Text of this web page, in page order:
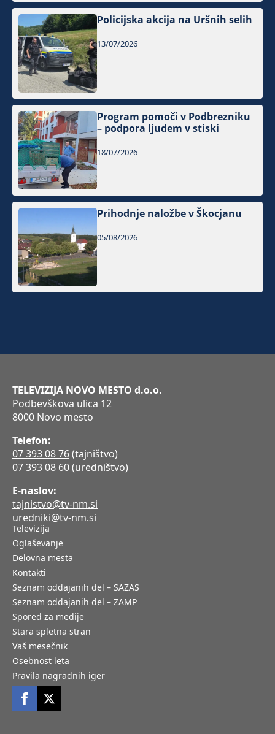
Policijska akcija na Uršnih selih
13/07/2026
Program pomoči v Podbrezniku
– podpora ljudem v stiski
18/07/2026
Prihodnje naložbe v Škocjanu
05/08/2026
TELEVIZIJA NOVO MESTO d.o.o.
Podbevškova ulica 12
8000 Novo mesto
Telefon:
07 393 08 76(tajništvo)
07 393 08 60(uredništvo)
E-naslov:
tajnistvo@tv-nm.si
uredniki@tv-nm.si
Televizija
Oglaševanje
Delovna mesta
Kontakti
Seznam oddajanih del – SAZAS
Seznam oddajanih del – ZAMP
Spored za medije
Stara spletna stran
Vaš mesečnik
Osebnost leta
Pravila nagradnih iger